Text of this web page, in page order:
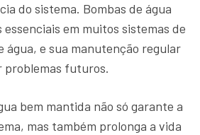
do sistema. Bombas de água
em muitos sistemas de
água, e sua manutenção regular
problemas futuros.
bem mantida não só garante a
mas também prolonga a vida